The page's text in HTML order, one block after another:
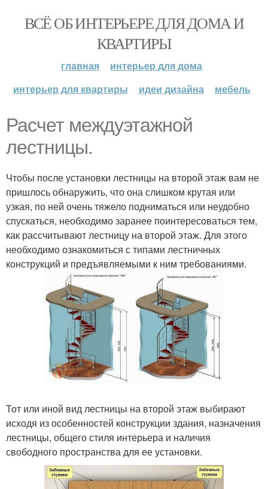
ВСЁ ОБ ИНТЕРЬЕРЕ ДЛЯ ДОМА И
КВАРТИРЫ
главная
интерьер для дома
интерьер для квартиры
идеи дизайна мебель
Расчет междуэтажной
лестницы.
Чтобы после установки лестницы на второй этаж вам не
пришлось обнаружить, что она слишком крутая или
узкая, по ней очень тяжело подниматься или неудобно
спускаться, необходимо заранее поинтересоваться тем,
как рассчитывают лестницу на второй этаж. Для этого
необходимо ознакомиться с типами лестничных
конструкций и предъявляемыми к ним требованиями.
Тот или иной вид лестницы на второй этаж выбирают
исходя из особенностей конструкции здания, назначения
лестницы, общего стиля интерьера и наличия
свободного пространства для ее установки.